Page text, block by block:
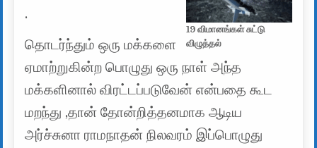
19 விமானங்கள் சுட்டு
விழுத்தல்
.
தொடர்ந்தும் ஒரு மக்களை
ஏமாற்றுகின்ற பொழுது ஒரு நாள் அந்த
மக்களினால் விரட்டப்படுவேன் என்பதை கூட
மறந்து ,தான் தோன்றித்தனமாக ஆடிய
அர்ச்சுனா ராமநாதன் நிலவரம் இப்பொழுது